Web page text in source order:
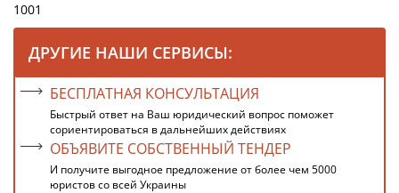
1001
ДРУГИЕ НАШИ СЕРВИСЫ:
БЕСПЛАТНАЯ КОНСУЛЬТАЦИЯ
Быстрый ответ на Ваш юридический вопрос поможет
сориентироваться в дальнейших действиях
ОБЪЯВИТЕ СОБСТВЕННЫЙ ТЕНДЕР
И получите выгодное предложение от более чем 5000
юристов со всей Украины